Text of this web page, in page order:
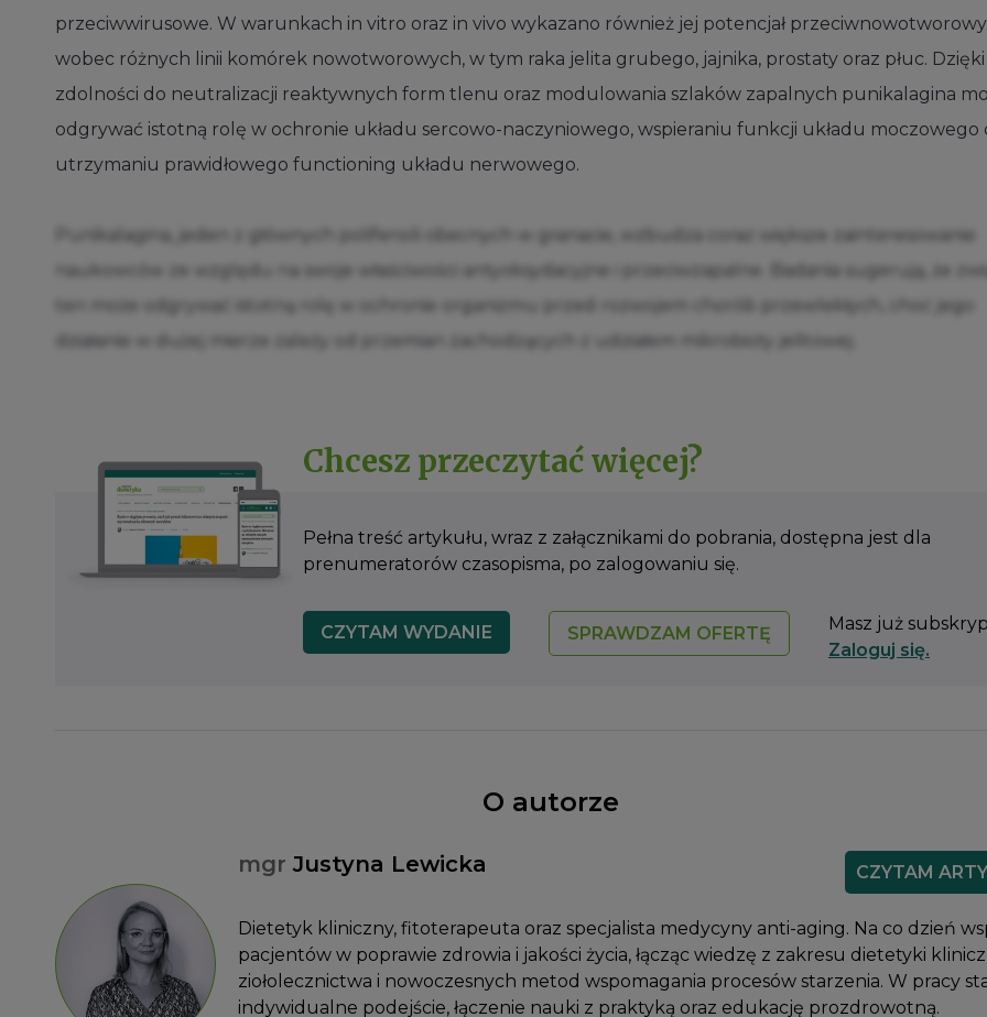
przeciwwirusowe. W warunkach in vitro oraz in vivo wykazano również jej potencjał przeciwnowotworowy
wobec różnych linii komórek nowotworowych, w tym raka jelita grubego, jajnika, prostaty oraz płuc. Dzięki
zdolności do neutralizacji reaktywnych form tlenu oraz modulowania szlaków zapalnych punikalagina
odgrywać istotną rolę w ochronie układu sercowo-naczyniowego, wspieraniu funkcji układu moczowego
utrzymaniu prawidłowego functioning układu nerwowego.
Punikalagina, jeden z głównych polifenoli obecnych w granacie, wzbudza coraz większe zainteresowanie
naukowców ze względu na swoje właściwości antyoksydacyjne i przeciwzapalne. Badania sugerują, że
ten może odgrywać istotną rolę w ochronie organizmu przed rozwojem chorób przewlekłych, choć jego
działanie w dużej mierze zależy od przemian zachodzących z udziałem mikrobioty jelitowej.
Chcesz przeczytać więcej?
Pełna treść artykułu, wraz z załącznikami do pobrania, dostępna jest dla
prenumeratorów czasopisma, po zalogowaniu się.
CZYTAM WYDANIE SPRAWDZAM OFERTĘ
Masz już
Zaloguj się.
O autorze
mgr Justyna Lewicka CZYTAM
Dietetyk kliniczny, fitoterapeuta oraz specjalista medycyny anti-aging. Na co dzień
pacjentów w poprawie zdrowia i jakości życia, łącząc wiedzę z zakresu dietetyki
ziołolecznictwa i nowoczesnych metod wspomagania procesów starzenia. W pracy
indywidualne podejście, łączenie nauki z praktyką oraz edukację prozdrowotną.